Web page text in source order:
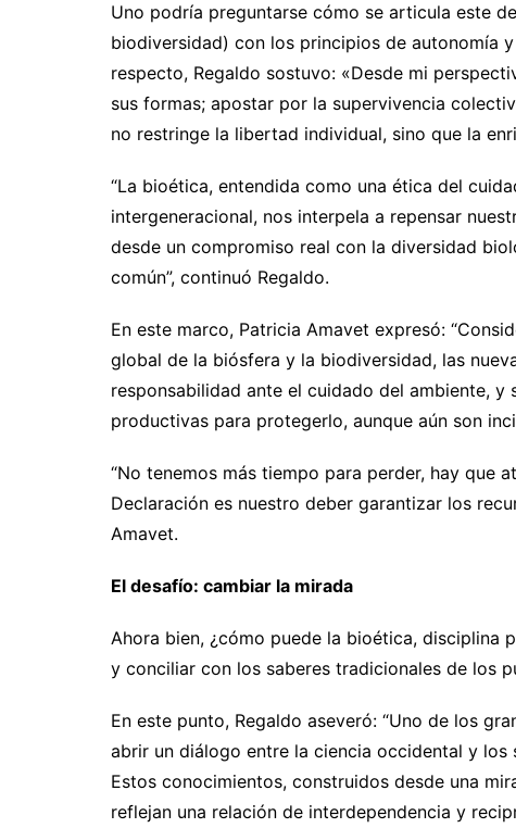
Uno podría preguntarse cómo se articula este
biodiversidad) con los principios de autonomía
respecto, Regaldo sostuvo: «Desde mi
sus formas; apostar por la supervivencia
no restringe la libertad individual, sino que la
“La bioética, entendida como una ética del
intergeneracional, nos interpela a repensar
desde un compromiso real con la diversidad
común”, continuó Regaldo.
En este marco, Patricia Amavet expresó:
global de la biósfera y la biodiversidad, las
responsabilidad ante el cuidado del ambiente,
productivas para protegerlo, aunque aún son
“No tenemos más tiempo para perder, hay que
Declaración es nuestro deber garantizar los
Amavet.
El desafío: cambiar la mirada
Ahora bien, ¿cómo puede la bioética, disciplina
y conciliar con los saberes tradicionales de los
En este punto, Regaldo aseveró: “Uno de los
abrir un diálogo entre la ciencia occidental y
Estos conocimientos, construidos desde una
reflejan una relación de interdependencia y